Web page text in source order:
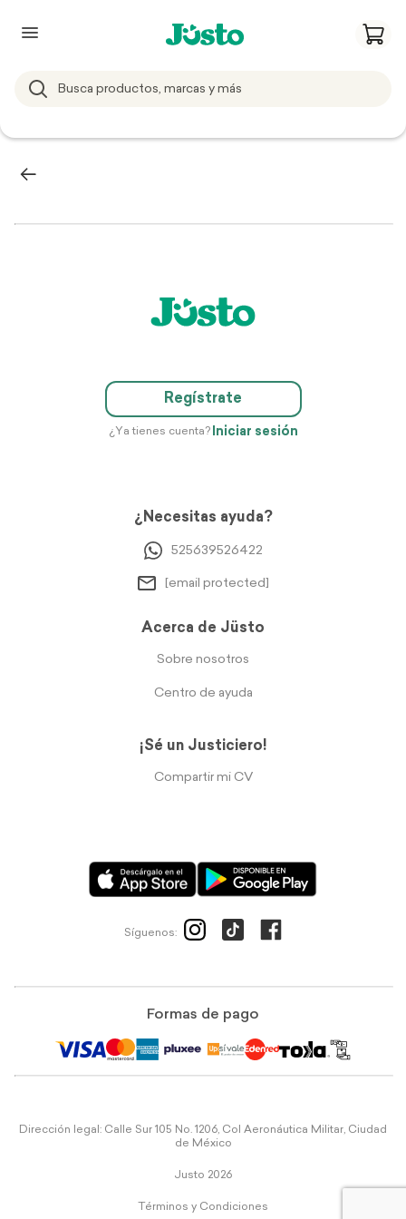
Regístrate
¿Ya tienes cuenta? Iniciar sesión
¿Necesitas ayuda?
525639526422
[email protected]
Acerca de Jüsto
Sobre nosotros
Centro de ayuda
¡Sé un Justiciero!
Compartir mi CV
Síguenos:
Formas de pago
Dirección legal: Calle Sur 105 No. 1206, Col Aeronáutica Militar, Ciudad
de México
Justo 2026
Términos y Condiciones